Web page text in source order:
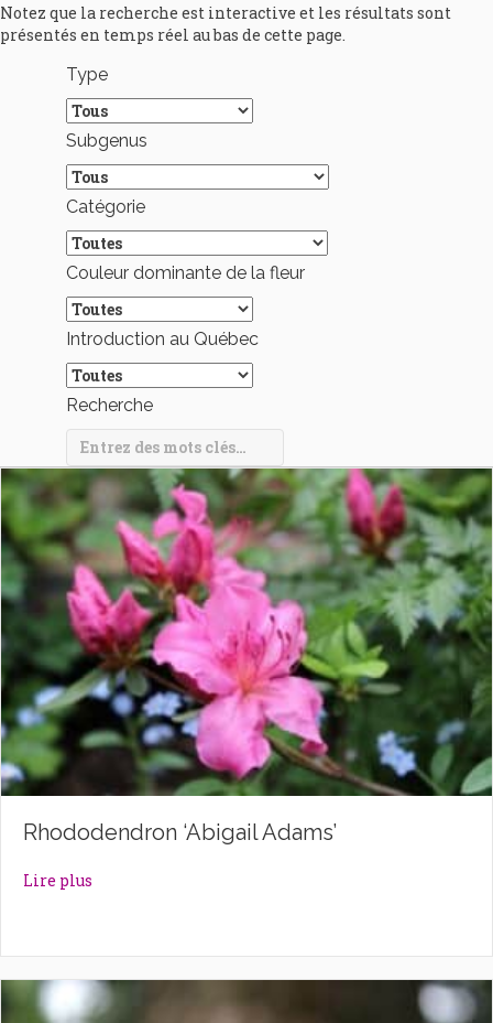
Notez que la recherche est interactive et les résultats sont
présentés en temps réel au bas de cette page.
Type
Subgenus
Catégorie
Couleur dominante de la fleur
Introduction au Québec
Recherche
Rhododendron ‘Abigail Adams’
Lire plus